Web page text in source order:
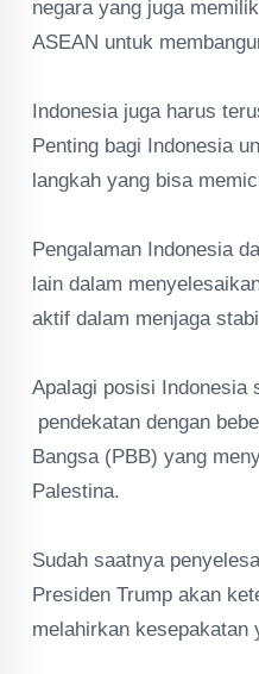
negara yang juga
ASEAN untuk
‎Indonesia juga harus
Penting bagi Indonesia
langkah yang bisa
‎Pengalaman Indonesia
lain dalam
aktif dalam menjaga
‎Apalagi posisi Indonesia
pendekatan dengan
Bangsa (PBB) yang
Palestina.
‎Sudah saatnya
Presiden Trump akan
melahirkan